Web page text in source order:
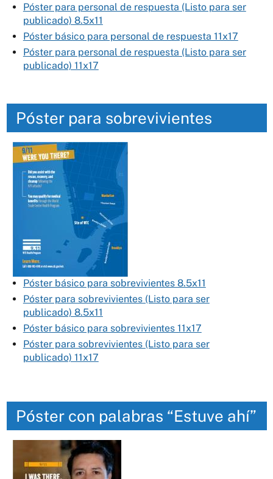
Póster para personal de respuesta (Listo para ser
publicado) 8.5x11
Póster básico para personal de respuesta 11x17
Póster para personal de respuesta (Listo para ser
publicado) 11x17
Póster para sobrevivientes
Póster básico para sobrevivientes 8.5x11
Póster para sobrevivientes (Listo para ser
publicado) 8.5x11
Póster básico para sobrevivientes 11x17
Póster para sobrevivientes (Listo para ser
publicado) 11x17
Póster con palabras “Estuve ahí”